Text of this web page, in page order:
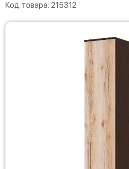
Код товара: 215312